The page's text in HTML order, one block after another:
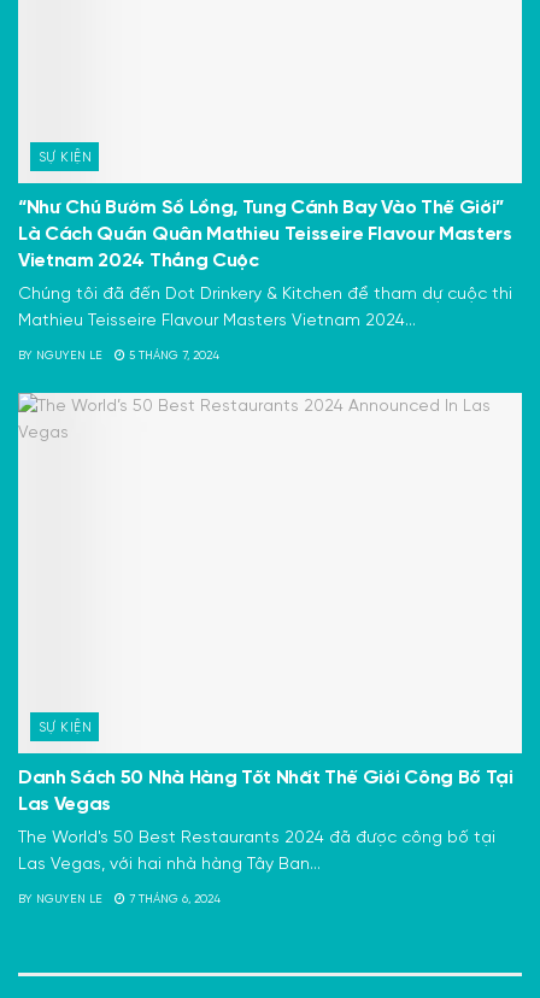
SỰ KIỆN
“Như Chú Bướm Sổ Lồng, Tung Cánh Bay Vào Thế Giới”
Là Cách Quán Quân Mathieu Teisseire Flavour Masters
Vietnam 2024 Thắng Cuộc
Chúng tôi đã đến Dot Drinkery & Kitchen để tham dự cuộc thi
Mathieu Teisseire Flavour Masters Vietnam 2024...
BY NGUYEN LE 5 THÁNG 7, 2024
SỰ KIỆN
Danh Sách 50 Nhà Hàng Tốt Nhất Thế Giới Công Bố Tại
Las Vegas
The World's 50 Best Restaurants 2024 đã được công bố tại
Las Vegas, với hai nhà hàng Tây Ban...
BY NGUYEN LE 7 THÁNG 6, 2024